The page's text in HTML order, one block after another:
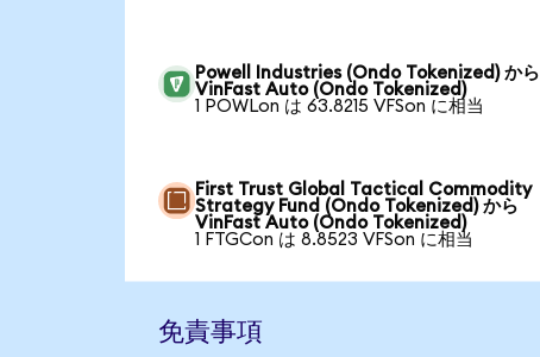
Powell Industries (Ondo Tokenized) から
VinFast Auto (Ondo Tokenized)
1 POWLon は 63.8215 VFSon に相当
First Trust Global Tactical Commodity
Strategy Fund (Ondo Tokenized) から
VinFast Auto (Ondo Tokenized)
1 FTGCon は 8.8523 VFSon に相当
免責事項